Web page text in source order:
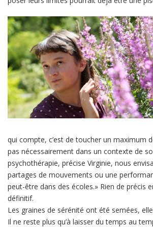
qui compte, c’est de toucher un maximum
pas nécessairement dans un contexte de
psychothérapie, précise Virginie, nous
partages de mouvements ou une
peut-être dans des écoles.» Rien de précis
définitif.
Les graines de sérénité ont été semées,
Il ne reste plus qu’à laisser du temps au